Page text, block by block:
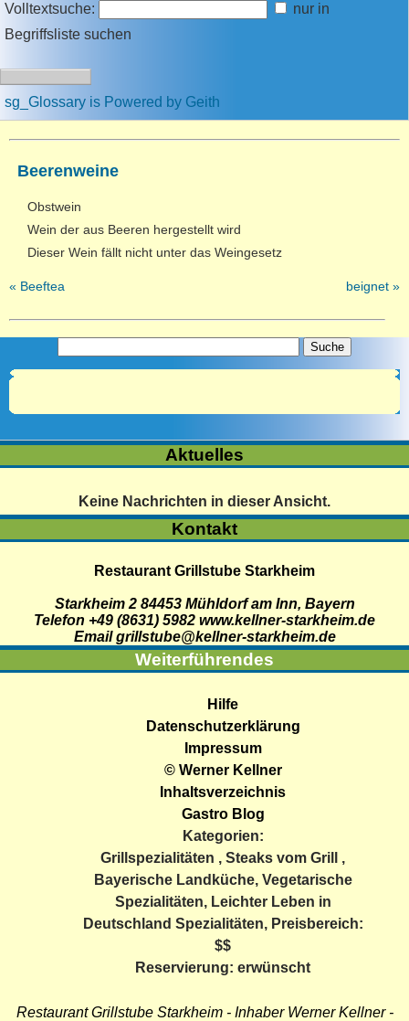
Volltextsuche:
nur in
Begriffsliste suchen
sg_Glossary is Powered by Geith
Beerenweine
Obstwein
Wein der aus Beeren hergestellt wird
Dieser Wein fällt nicht unter das Weingesetz
« Beeftea beignet »
Aktuelles
Keine Nachrichten in dieser Ansicht.
Kontakt
Restaurant Grillstube Starkheim
Starkheim 2 84453 Mühldorf am Inn, Bayern
Telefon +49 (8631) 5982 www.kellner-starkheim.de
Email grillstube@kellner-starkheim.de
Weiterführendes
Hilfe
Datenschutzerklärung
Impressum
© Werner Kellner
Inhaltsverzeichnis
Gastro Blog
Kategorien:
Grillspezialitäten , Steaks vom Grill ,
Bayerische Landküche, Vegetarische
Spezialitäten, Leichter Leben in
Deutschland Spezialitäten, Preisbereich:
$$
Reservierung: erwünscht
Restaurant Grillstube Starkheim - Inhaber Werner Kellner -